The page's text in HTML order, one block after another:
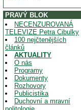
PRAVÝ BLOK
NECENZUROVANÁ
TELEVIZE Petra Cibulky
100 nejčtenějších
článků
AKTUALITY
O nás
Programy
Dokumenty
Rozhovory
Publicistika
Duchovní a mravní